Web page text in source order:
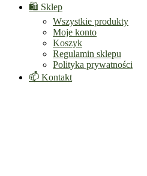
🛍️ Sklep
Wszystkie produkty
Moje konto
Koszyk
Regulamin sklepu
Polityka prywatności
📫 Kontakt